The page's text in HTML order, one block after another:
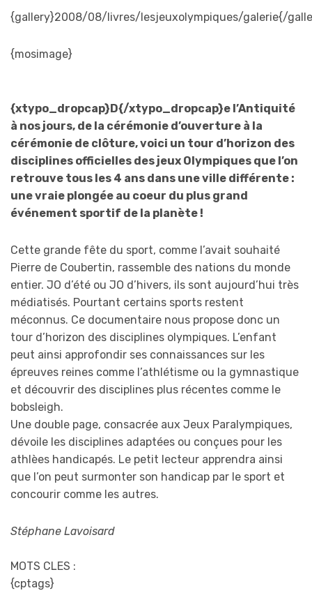
{gallery}2008/08/livres/lesjeuxolympiques/galerie{/
{mosimage}
{xtypo_dropcap}D{/xtypo_dropcap}e l’Antiquité
à nos jours, de la cérémonie d’ouverture à la
cérémonie de clôture, voici un tour d’horizon des
disciplines officielles des jeux Olympiques que l’on
retrouve tous les 4 ans dans une ville différente :
une vraie plongée au coeur du plus grand
événement sportif de la planète !
Cette grande fête du sport, comme l’avait souhaité
Pierre de Coubertin, rassemble des nations du monde
entier. JO d’été ou JO d’hivers, ils sont aujourd’hui très
médiatisés. Pourtant certains sports restent
méconnus. Ce documentaire nous propose donc un
tour d’horizon des disciplines olympiques. L’enfant
peut ainsi approfondir ses connaissances sur les
épreuves reines comme l’athlétisme ou la gymnastique
et découvrir des disciplines plus récentes comme le
bobsleigh.
Une double page, consacrée aux Jeux Paralympiques,
dévoile les disciplines adaptées ou conçues pour les
athlèes handicapés. Le petit lecteur apprendra ainsi
que l’on peut surmonter son handicap par le sport et
concourir comme les autres.
Stéphane Lavoisard
MOTS CLES :
{cptags}